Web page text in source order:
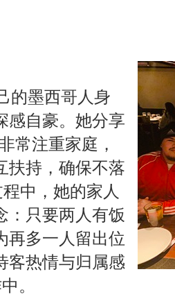
的墨西哥人身
感自豪。她分享
常注重家庭，
扶持，确保不落
中，她的家人
：只要两人有饭
再多一人留出位
客热情与归属感
。